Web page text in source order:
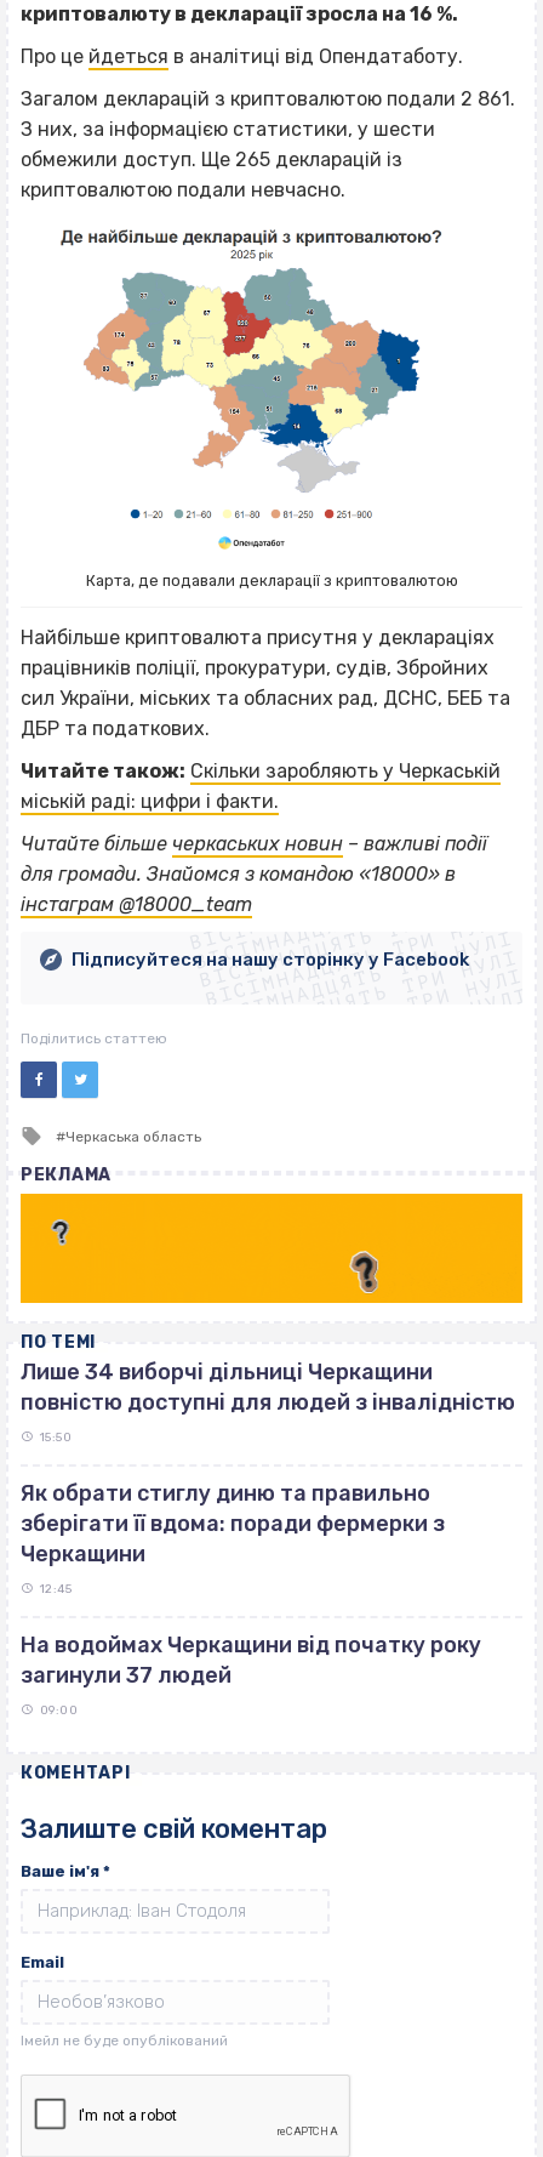
криптовалюту в декларації зросла на 16 %.
Про це йдеться в аналітиці від Опендатаботу.
Загалом декларацій з криптовалютою подали 2 861.
З них, за інформацією статистики, у шести
обмежили доступ. Ще 265 декларацій із
криптовалютою подали невчасно.
Карта, де подавали декларації з криптовалютою
Найбільше криптовалюта присутня у деклараціях
працівників поліції, прокуратури, судів, Збройних
сил України, міських та обласних рад, ДСНС, БЕБ та
ДБР та податкових.
Читайте також: Скільки заробляють у Черкаській
міській раді: цифри і факти.
Читайте більше черкаських новин – важливі події
для громади. Знайомся з командою «18000» в
інстаграм @18000_teamВІСІМНАДЦЯТЬ ТРИ НУЛІ
ВІСІМНАДЦЯТЬ ТРИ НУЛІ
ВІСІМНАДЦЯТЬ ТРИ НУЛІ
ВІСІМНАДЦЯТЬ ТРИ НУЛІ
ВІСІМНАДЦЯТЬ ТРИ НУЛІ
ВІСІМНАДЦЯТЬ ТРИ НУЛІ
ВІСІМНАДЦЯТЬ ТРИ НУЛІ
ВІСІМНАДЦЯТЬ ТРИ НУЛІ
Підписуйтеся на нашу сторінку у Facebook
Поділитись статтею
Tagged
Черкаська область
РЕКЛАМА
ПО ТЕМІ
Лише 34 виборчі дільниці Черкащини
повністю доступні для людей з інвалідністю
15:50
Як обрати стиглу диню та правильно
зберігати її вдома: поради фермерки з
Черкащини
12:45
На водоймах Черкащини від початку року
загинули 37 людей
09:00
КОМЕНТАРІ
Залиште свій коментар
Ваше ім'я *
Email